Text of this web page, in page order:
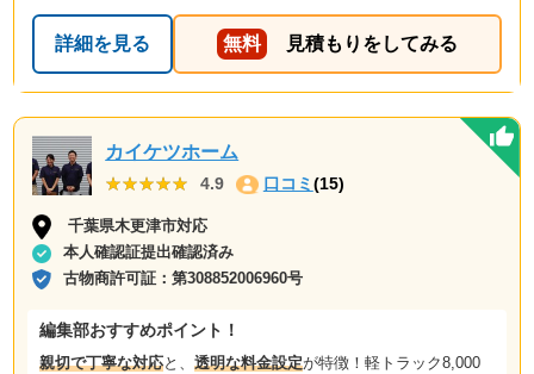
詳細を見る 無料 見積もりをしてみる
カイケツホーム
★★★★★
★★★★★ 4.9 口コミ (15)
千葉県木更津市対応
本人確認証提出確認済み
古物商許可証：第308852006960号
編集部おすすめポイント！
親切で丁寧な対応と、 透明な料金設定が特徴！軽トラック8,000